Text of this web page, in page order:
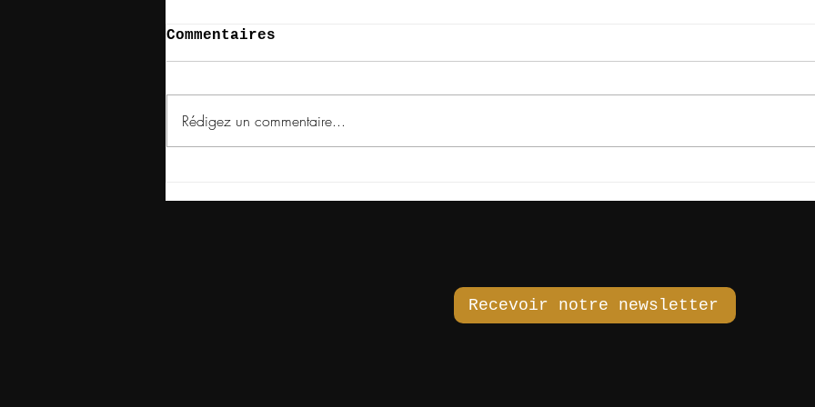
Commentaires
Rédigez un commentaire...
Recevoir notre newsletter